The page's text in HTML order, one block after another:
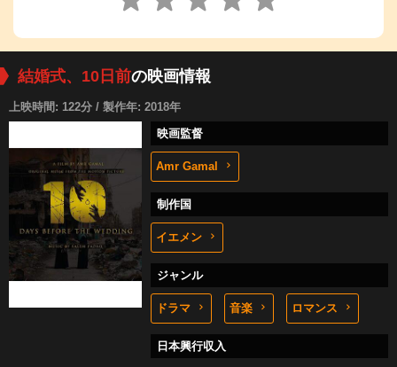
結婚式、10日前の映画情報
上映時間: 122分 / 製作年: 2018年
映画監督
Amr Gamal
制作国
イエメン
ジャンル
ドラマ 音楽 ロマンス
日本興行収入